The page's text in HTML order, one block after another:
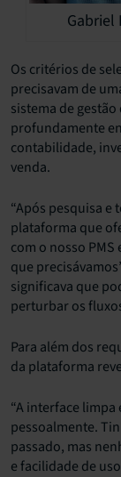
Gabriel
Os critérios de
precisavam de
sistema de
profundamente
contabilidade,
venda.
“Após pesquisa e
plataforma que
com o nosso
que
significava que
perturbar os
Para além dos
da plataforma
“A interface
pessoalmente.
passado, mas
e facilidade de